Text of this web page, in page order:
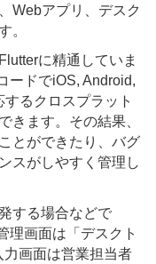
Webアプリ、デスク
。
に精通していま
ードでiOS, Android,
るクロスプラット
きます。その結果、
とができたり、バグ
スがしやすく管理し
する場合などで
理画面は「デスクト
画面は営業担当者